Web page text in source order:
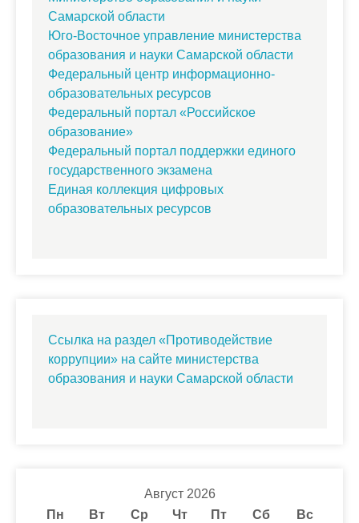
Самарской области
Юго-Восточное управление министерства
образования и науки Самарской области
Федеральный центр информационно-
образовательных ресурсов
Федеральный портал «Российское
образование»
Федеральный портал поддержки единого
государственного экзамена
Единая коллекция цифровых
образовательных ресурсов
Ссылка на раздел «Противодействие
коррупции» на сайте министерства
образования и науки Самарской области
Август 2026
Пн
Вт Ср Чт Пт Сб
Вс